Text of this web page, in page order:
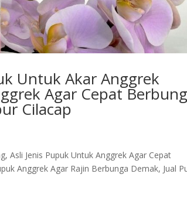
Untuk Akar Anggrek
Agar Cepat
Cilacap
Asli Jenis Pupuk Untuk Anggrek Agar Cepat
Anggrek Agar Rajin Berbunga Demak, Jual